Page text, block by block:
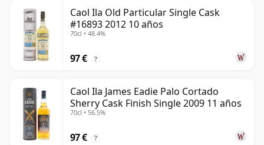
Caol Ila Old Particular Single Cask
#16893 2012 10 años
70cl • 48.4%
97 € ?
Caol Ila James Eadie Palo Cortado
Sherry Cask Finish Single 2009 11 años
70cl • 56.5%
97 € ?